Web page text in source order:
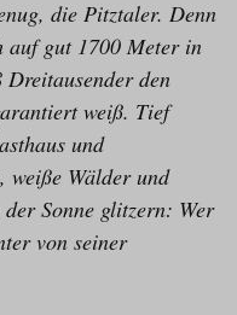
die Pitztaler. Denn
auf gut 1700 Meter in
Dreitausender den
weiß. Tief
und
weiße Wälder und
Sonne glitzern: Wer
von seiner